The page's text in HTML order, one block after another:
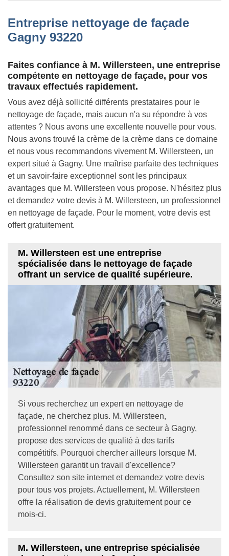
Entreprise nettoyage de façade
Gagny 93220
Faites confiance à M. Willersteen, une entreprise
compétente en nettoyage de façade, pour vos
travaux effectués rapidement.
Vous avez déjà sollicité différents prestataires pour le
nettoyage de façade, mais aucun n'a su répondre à vos
attentes ? Nous avons une excellente nouvelle pour vous.
Nous avons trouvé la crème de la crème dans ce domaine
et nous vous recommandons vivement M. Willersteen, un
expert situé à Gagny. Une maîtrise parfaite des techniques
et un savoir-faire exceptionnel sont les principaux
avantages que M. Willersteen vous propose. N'hésitez plus
et demandez votre devis à M. Willersteen, un professionnel
en nettoyage de façade. Pour le moment, votre devis est
offert gratuitement.
M. Willersteen est une entreprise
spécialisée dans le nettoyage de façade
offrant un service de qualité supérieure.
Si vous recherchez un expert en nettoyage de
façade, ne cherchez plus. M. Willersteen,
professionnel renommé dans ce secteur à Gagny,
propose des services de qualité à des tarifs
compétitifs. Pourquoi chercher ailleurs lorsque M.
Willersteen garantit un travail d'excellence?
Consultez son site internet et demandez votre devis
pour tous vos projets. Actuellement, M. Willersteen
offre la réalisation de devis gratuitement pour ce
mois-ci.
M. Willersteen, une entreprise spécialisée